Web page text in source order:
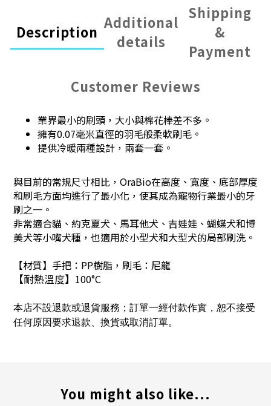
Description
Additional
details
Shipping
&
Payment
Customer Reviews
業界最小的刷頭，大小與棉花棒差不多。
擁有0.07毫米直徑的羽毛般柔軟刷毛。
提供冷暖兩種設計，兩套一套。
與目前的常規尺寸相比，OraBio在高度、寬度、底部厚度
和刷毛方面均進行了最小化，使其成為寵物行業最小的牙
刷之一。
非常適合貓、約克夏犬、馬耳他犬、吉娃娃、蝴蝶犬和博
美犬等小嘴犬種，也適用於小型犬和大型犬的局部刷洗。
【材質】手把：PP樹脂，刷毛：尼龍
【耐熱溫度】 100°C
本店不設退款或退貨服務；訂單一經付款作實，恕不接受
任何原因要求退款、換貨或取消訂單。
You might also like...